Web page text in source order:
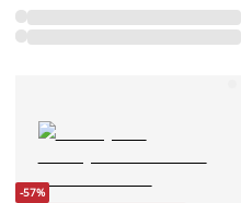
-57%